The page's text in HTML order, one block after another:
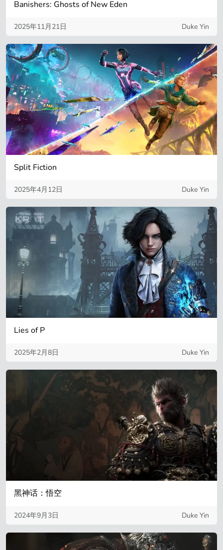
Banishers: Ghosts of New Eden
2025年11月21日 Duke Yin
Split Fiction
2025年4月12日 Duke Yin
Lies of P
2025年2月8日 Duke Yin
黑神话：悟空
2024年9月3日 Duke Yin